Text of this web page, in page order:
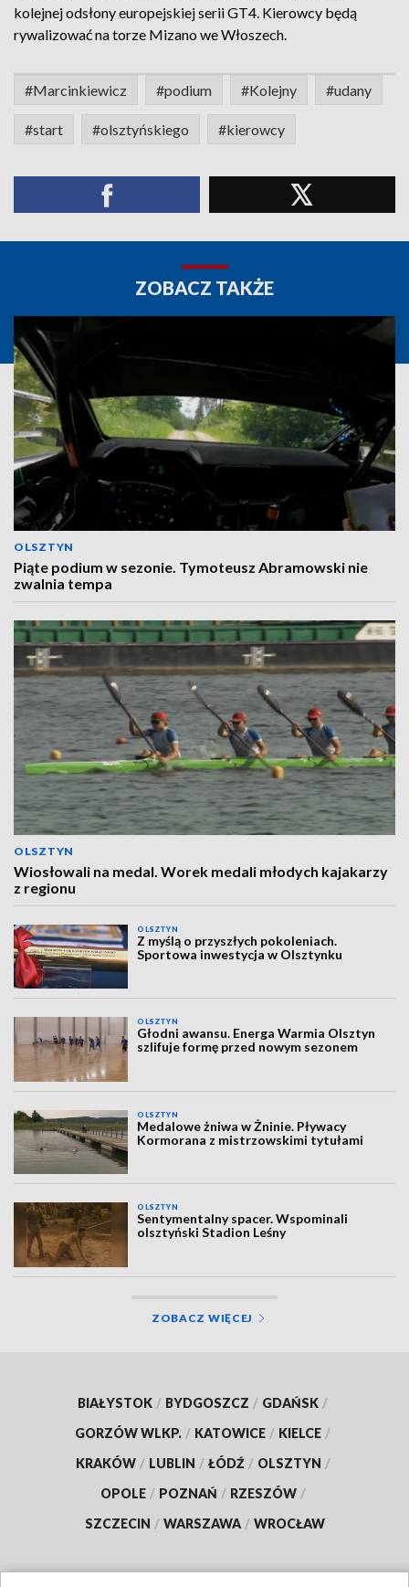
kolejnej odsłony europejskiej serii GT4. Kierowcy będą
rywalizować na torze Mizano we Włoszech.
#Marcinkiewicz #podium #Kolejny #udany
#start #olsztyńskiego #kierowcy
ZOBACZ TAKŻE
OLSZTYN
Piąte podium w sezonie. Tymoteusz Abramowski nie
zwalnia tempa
OLSZTYN
Wiosłowali na medal. Worek medali młodych kajakarzy
z regionu
OLSZTYN
Z myślą o przyszłych pokoleniach.
Sportowa inwestycja w Olsztynku
OLSZTYN
Głodni awansu. Energa Warmia Olsztyn
szlifuje formę przed nowym sezonem
OLSZTYN
Medalowe żniwa w Żninie. Pływacy
Kormorana z mistrzowskimi tytułami
OLSZTYN
Sentymentalny spacer. Wspominali
olsztyński Stadion Leśny
ZOBACZ WIĘCEJ
BIAŁYSTOK / BYDGOSZCZ / GDAŃSK /
GORZÓW WLKP. / KATOWICE / KIELCE /
KRAKÓW / LUBLIN / ŁÓDŹ / OLSZTYN /
OPOLE / POZNAŃ / RZESZÓW /
SZCZECIN / WARSZAWA / WROCŁAW